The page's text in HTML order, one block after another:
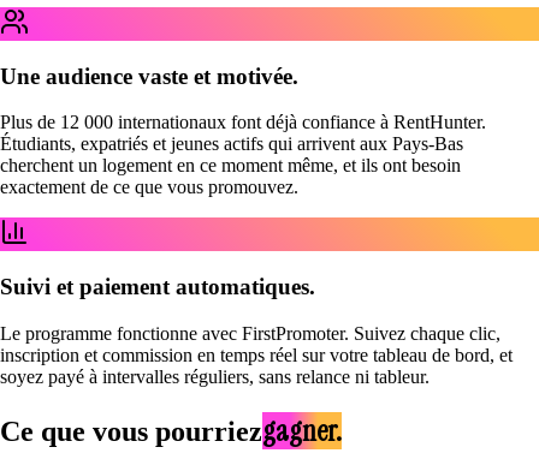
Une audience vaste et motivée.
Plus de 12 000 internationaux font déjà confiance à RentHunter.
Étudiants, expatriés et jeunes actifs qui arrivent aux Pays-Bas
cherchent un logement en ce moment même, et ils ont besoin
exactement de ce que vous promouvez.
Suivi et paiement automatiques.
Le programme fonctionne avec FirstPromoter. Suivez chaque clic,
inscription et commission en temps réel sur votre tableau de bord, et
soyez payé à intervalles réguliers, sans relance ni tableur.
Ce que vous pourriezgagner.